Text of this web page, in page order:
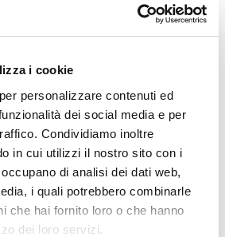
i cookie
personalizzare contenuti ed
dei social media e per
Condividiamo inoltre
in cui utilizzi il nostro sito con i
di analisi dei dati web,
i quali potrebbero combinarle
che hai fornito loro o che hanno
dei loro servizi.
di legnacon
passo dopo passo
di maiale.
pratica dei piccoli fori
bacche di ginepro e foglie di